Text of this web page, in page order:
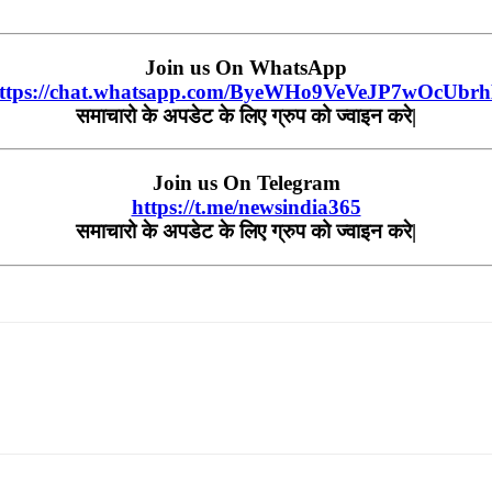
Join us On WhatsApp
chat.whatsapp.com/
समाचारो के अपडेट के लिए ग्रुप को ज्वाइन करे|
Join us On Telegram
https://t.me/newsindia365
समाचारो के अपडेट के लिए ग्रुप को ज्वाइन करे|